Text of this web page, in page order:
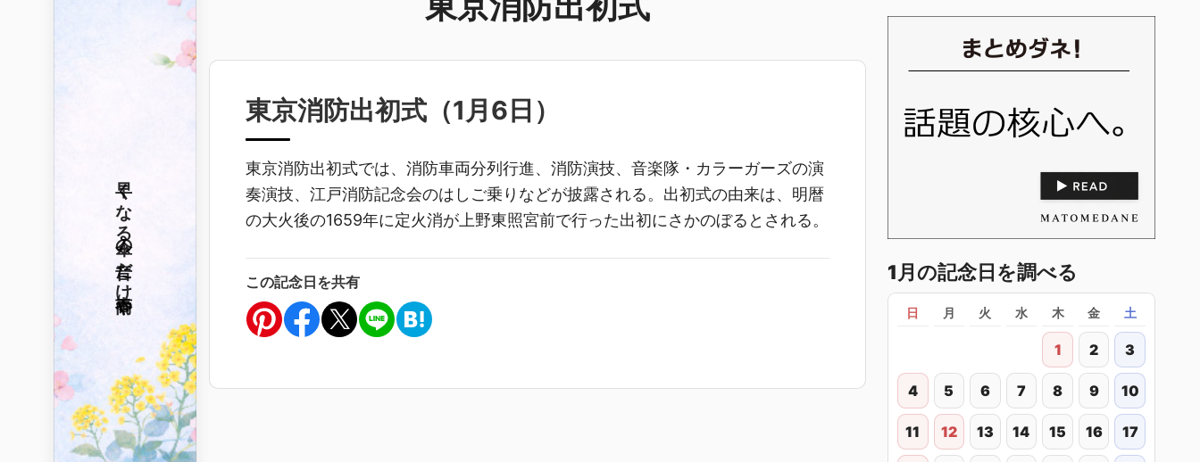
東京消防出初式（1月6日 ）
東京消防出初式では、消防車両分列行進、消防演技、音楽隊・カラーガーズの演
奏演技、江戸消防記念会のはしご乗りなどが披露される。出初式の由来は、明暦
の大火後の1659年に定火消が上野東照宮前で行った出初にさかのぼるとされる。
この記念日を共有 1月の記念日を調べる
日 月 火 水 木 金 土
1 2 3
4 5 6 7 8 9 10
11 12 13 14 15 16 17
春雨や
傘の音だけ
早くなる